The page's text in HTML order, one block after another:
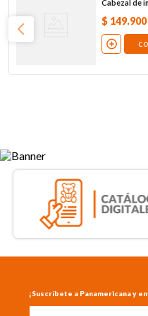
Cabezal de
$ 149.900
¡Suscríbete a Panamericana y